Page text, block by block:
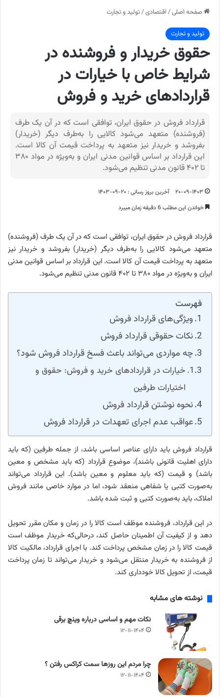
صفحه اصلی/ اقتصادی/تولید و تجارت
تولید و تجارت
حقوق خریدار و فروشنده در
شرایط خاص با خیارات در
قراردادهای خرید و فروش
قرارداد فروش در حقوق ایران، توافقی است که در آن یک طرف
(فروشنده) متعهد می‌شود کالایی را به‌طرف دیگر (خریدار)
بفروشد و خریدار نیز متعهد به پرداخت قیمت آن کالا است.
این قرارداد بر اساس قوانین مدنی ایران و به‌ویژه در مواد ۳۸۰
تا ۴۰۲ قانون مدنی تنظیم می‌شود.
۲۰-۰۹-۱۴۰۳
آخرین بروز رسانی : ۲۰-۰۹-۱۴۰۳
خواندن این مطلب 6 دقیقه زمان میبرد
قرارداد فروش در حقوق ایران، توافقی است که در آن یک طرف (فروشنده)
متعهد می‌شود کالایی را به‌طرف دیگر (خریدار) بفروشد و خریدار نیز
متعهد به پرداخت قیمت آن کالا است. این قرارداد بر اساس قوانین مدنی
ایران و به‌ویژه در مواد ۳۸۰ تا ۴۰۲ قانون مدنی تنظیم می‌شود.
فهرست
ویژگی‌های قرارداد فروش
نکات حقوقی قرارداد فروش
چه مواردی می‌تواند باعث فسخ قرارداد فروش شود؟
خیارات در قراردادهای خرید و فروش: حقوق و
اختیارات طرفین
نحوه نوشتن قرارداد فروش
عواقب عدم اجرای تعهدات در قرارداد فروش
قرارداد فروش باید دارای عناصر اساسی باشد، از جمله طرفین (که باید
دارای اهلیت قانونی باشند)، موضوع قرارداد (که باید مشخص و معین
باشد) و قیمت (که باید معلوم و معین باشد). این قرارداد می‌تواند
به‌صورت کتبی یا شفاهی منعقد شود، اما در موارد خاصی مانند فروش
املاک، باید به‌صورت کتبی و ثبت شده باشد.
در این قرارداد، فروشنده موظف است کالا را در زمان و مکان مقرر تحویل
دهد و از کیفیت آن اطمینان حاصل کند، درحالی‌که خریدار موظف است
قیمت کالا را در زمان مشخص پرداخت کند. با اجرای قرارداد، مالکیت کالا
از فروشنده به خریدار منتقل می‌شود و خریدار می‌تواند تا زمان پرداخت
قیمت، از تحویل کالا خودداری کند.
نوشته های مشابه
نکات مهم و اساسی درباره وینچ برقی
۱۲-۱۱-۱۴۰۴
چرا مردم این روزها سمت کراکس رفتن ؟
۱۲-۱۱-۱۴۰۴